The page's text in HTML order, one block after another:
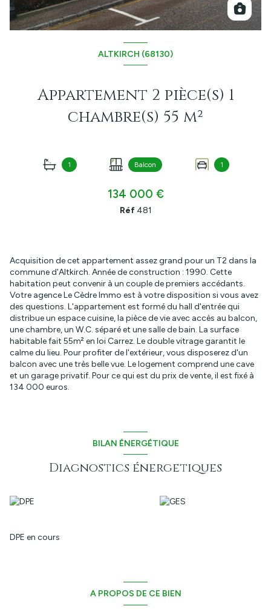
ALTKIRCH (68130)
Appartement 2 pièce(s) 1
chambre(s) 55 m²
1 Balcon 1
134 000 €
Réf 481
Acquisition de cet appartement assez grand pour un T2 dans la
commune d'Altkirch. Année de construction : 1990. Cette
habitation peut convenir à un couple de premiers accédants.
Votre agence Le Cèdre Immo est à votre disposition si vous avez
des questions. L'appartement est formé du hall d'entrée qui
distribue un espace cuisine, la pièce de vie avec accès au balcon,
une chambre, un W.C. séparé et une salle de bain. La surface
habitable fait 55m² en loi Carrez. Le double vitrage garantit le
calme du lieu. Pour profiter de l'extérieur, vous disposerez d'un
balcon avec une très belle vue. Le logement comprend une cave
et un garage privatif. Pour ce qui est du prix de vente, il est fixé à
134 000 euros.
BILAN ÉNERGÉTIQUE
Diagnostics énergetiques
DPE en cours
A PROPOS DE CE BIEN